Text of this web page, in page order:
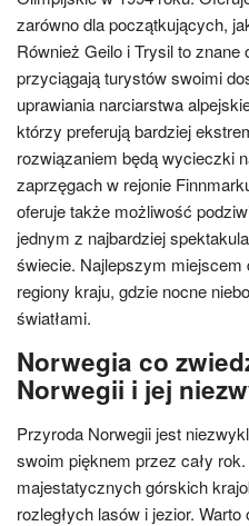
zarówno dla początkujących,
Również Geilo i Trysil to
przyciągają turystów swoimi
uprawiania narciarstwa
którzy preferują bardziej
rozwiązaniem będą wycieczki
zaprzęgach w rejonie
oferuje także możliwość
jednym z najbardziej
świecie. Najlepszym miejscem
regiony kraju, gdzie nocne
światłami.
Norwegia co
Norwegii i jej
Przyroda Norwegii jest
swoim pięknem przez cały
majestatycznych górskich
rozległych lasów i jezior.